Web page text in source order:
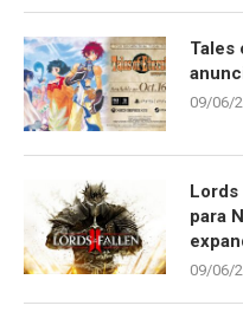
Tales
09/06/
Lords
para
09/06/